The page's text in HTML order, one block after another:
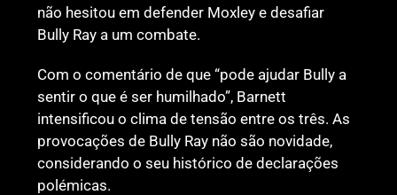
não hesitou em defender Moxley e desafiar
Bully Ray a um combate.
Com o comentário de que “pode ajudar Bully a
sentir o que é ser humilhado”, Barnett
intensificou o clima de tensão entre os três. As
provocações de Bully Ray não são novidade,
considerando o seu histórico de declarações
polémicas.